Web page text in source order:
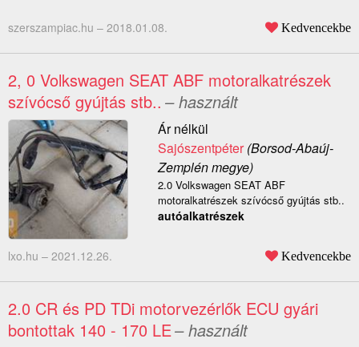
szerszampiac.hu – 2018.01.08. Kedvencekbe
2, 0 Volkswagen SEAT ABF motoralkatrészek
szívócső gyújtás stb.. – használt
Ár nélkül
Sajószentpéter(Borsod-Abaúj-
Zemplén megye)
2.0 Volkswagen SEAT ABF
motoralkatrészek szívócső gyújtás stb..
autóalkatrészek
lxo.hu – 2021.12.26. Kedvencekbe
2.0 CR és PD TDi motorvezérlők ECU gyári
bontottak 140 - 170 LE– használt